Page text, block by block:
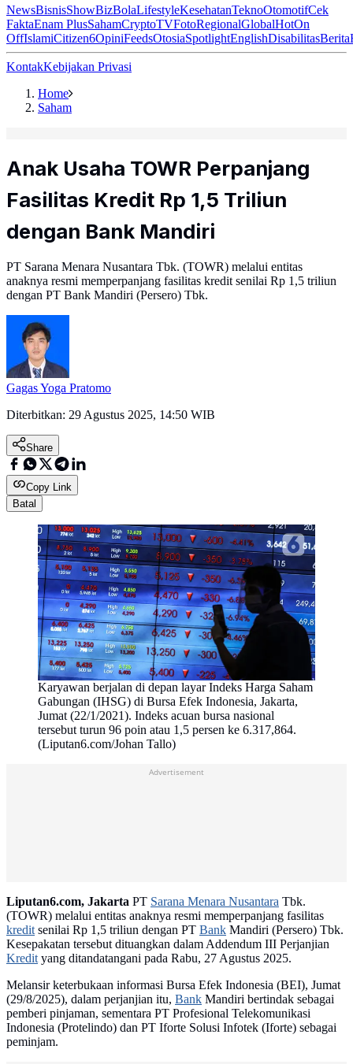
NewsBisnisShowBizBolaLifestyleKesehatanTeknoOtomotifCek
FaktaEnam PlusSahamCryptoTVFotoRegionalGlobalHotOn
OffIslamiCitizen6OpiniFeedsOtosiaSpotlightEnglishDisabilitasBerita
KontakKebijakan Privasi
Home
Saham
Anak Usaha TOWR Perpanjang
Fasilitas Kredit Rp 1,5 Triliun
dengan Bank Mandiri
PT Sarana Menara Nusantara Tbk. (TOWR) melalui entitas
anaknya resmi memperpanjang fasilitas kredit senilai Rp 1,5 triliun
dengan PT Bank Mandiri (Persero) Tbk.
Gagas Yoga Pratomo
Diterbitkan: 29 Agustus 2025, 14:50 WIB
Share
Copy Link
Batal
Karyawan berjalan di depan layar Indeks Harga Saham
Gabungan (IHSG) di Bursa Efek Indonesia, Jakarta,
Jumat (22/1/2021). Indeks acuan bursa nasional
tersebut turun 96 poin atau 1,5 persen ke 6.317,864.
(Liputan6.com/Johan Tallo)
Advertisement
Liputan6.com, Jakarta PT Sarana Menara Nusantara Tbk.
(TOWR) melalui entitas anaknya resmi memperpanjang fasilitas
kreditsenilai Rp 1,5 triliun dengan PT Bank Mandiri (Persero) Tbk.
Kesepakatan tersebut dituangkan dalam Addendum III Perjanjian
Kredityang ditandatangani pada Rabu, 27 Agustus 2025.
Melansir keterbukaan informasi Bursa Efek Indonesia (BEI), Jumat
(29/8/2025), dalam perjanjian itu, Bank Mandiri bertindak sebagai
pemberi pinjaman, sementara PT Profesional Telekomunikasi
Indonesia (Protelindo) dan PT Iforte Solusi Infotek (Iforte) sebagai
peminjam.